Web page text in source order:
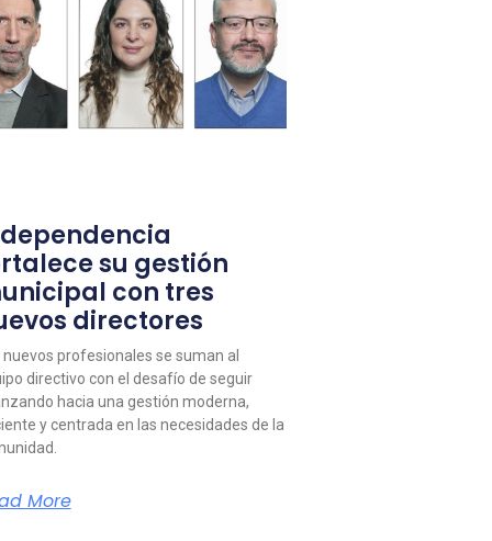
su gestión
con tres
directores
nuevos profesionales se suman al
directivo con el desafío de seguir
hacia una gestión moderna,
y centrada en las necesidades de la
More